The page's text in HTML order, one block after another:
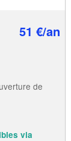
51 €/an
de
via